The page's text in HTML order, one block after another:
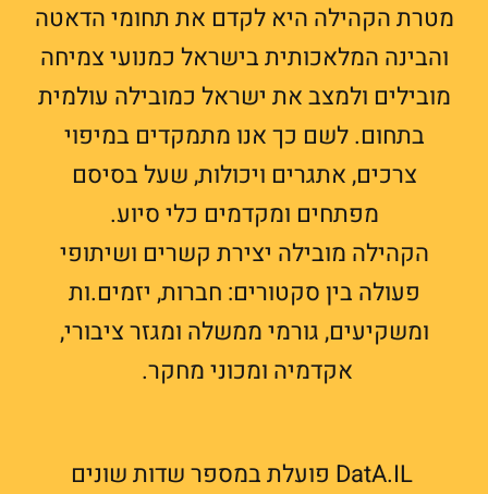
מטרת הקהילה היא לקדם את תחומי הדאטה
והבינה המלאכותית בישראל כמנועי צמיחה
מובילים ולמצב את ישראל כמובילה עולמית
בתחום. לשם כך אנו מתמקדים במיפוי
צרכים, אתגרים ויכולות, שעל בסיסם
מפתחים ומקדמים כלי סיוע.
הקהילה מובילה יצירת קשרים ושיתופי
פעולה בין סקטורים: חברות, יזמים.ות
ומשקיעים, גורמי ממשלה ומגזר ציבורי,
אקדמיה ומכוני מחקר.
DatA.IL פועלת במספר שדות שונים